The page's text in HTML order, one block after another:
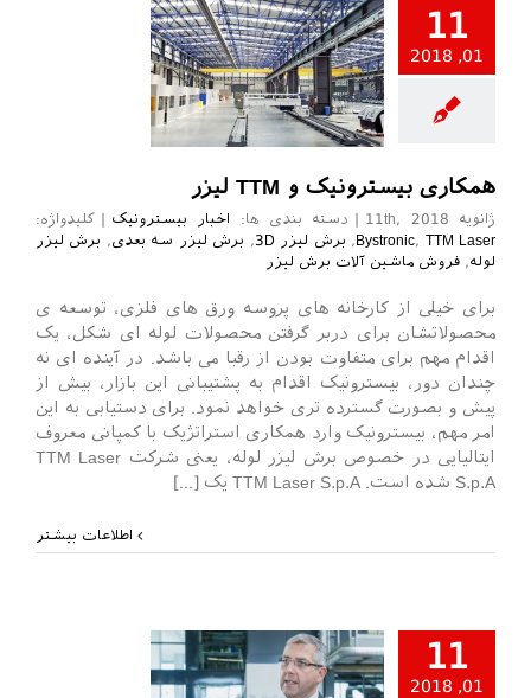
11
01, 2018
بیسترونیک
همکاری بیسترونیک و TTM لیزر
ژانویه 11th, 2018 دسته بندی ها: اخبار بیسترونیک
کلیدواژه:
Bystronic, TTM Laser
, برش لیزر 3D , برش لیزر سه بعدی, برش لیزر
لوله, فروش ماشین آلات برش لیزر
برای خیلی از کارخانه های پروسه ورق های فلزی، توسعه ی
محصولاتشان برای دربر گرفتن محصولات لوله ای شکل، یک
اقدام مهم برای متفاوت بودن از رقبا می باشد. در آینده ای نه
چندان دور، بیسترونیک اقدام به پشتیبانی این بازار، بیش از
پیش و بصورت گسترده تری خواهد نمود. برای دستیابی به این
امر مهم، بیسترونیک وارد همکاری استراتژیک با کمپانی معروف
ایتالیایی در خصوص برش لیزر لوله، یعنی شرکت TTM Laser
S.p.A شده است. TTM Laser S.p.A یک [...]
اطلاعات بیشتر
11
01, 2018